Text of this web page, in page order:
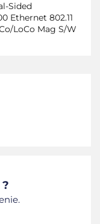
Sided
Ethernet 802.11
LoCo Mag S/W